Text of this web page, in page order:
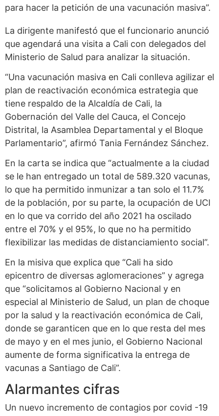
para hacer la petición de una vacunación masiva”.
La dirigente manifestó que el funcionario anunció
que agendará una visita a Cali con delegados del
Ministerio de Salud para analizar la situación.
“Una vacunación masiva en Cali conlleva agilizar el
plan de reactivación económica estrategia que
tiene respaldo de la Alcaldía de Cali, la
Gobernación del Valle del Cauca, el Concejo
Distrital, la Asamblea Departamental y el Bloque
Parlamentario”, afirmó Tania Fernández Sánchez.
En la carta se indica que “actualmente a la ciudad
se le han entregado un total de 589.320 vacunas,
lo que ha permitido inmunizar a tan solo el 11.7%
de la población, por su parte, la ocupación de UCI
en lo que va corrido del año 2021 ha oscilado
entre el 70% y el 95%, lo que no ha permitido
flexibilizar las medidas de distanciamiento social”.
En la misiva que explica que “Cali ha sido
epicentro de diversas aglomeraciones” y agrega
que “solicitamos al Gobierno Nacional y en
especial al Ministerio de Salud, un plan de choque
por la salud y la reactivación económica de Cali,
donde se garanticen que en lo que resta del mes
de mayo y en el mes junio, el Gobierno Nacional
aumente de forma significativa la entrega de
vacunas a Santiago de Cali”.
Alarmantes cifras
Un nuevo incremento de contagios por covid -19